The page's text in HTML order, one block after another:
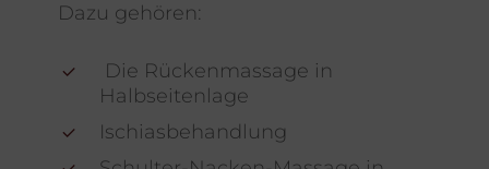
Dazu gehören:
Die Rückenmassage in
Halbseitenlage
Ischiasbehandlung